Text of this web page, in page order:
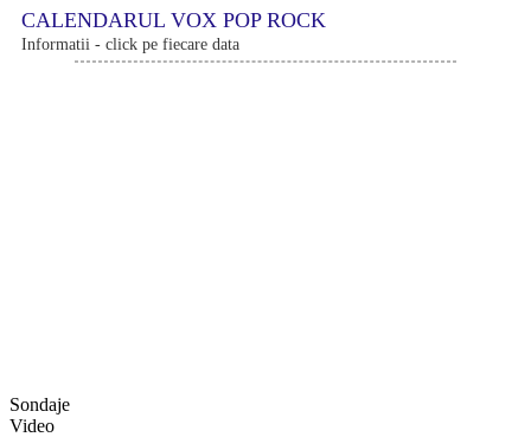
CALENDARUL VOX POP ROCK
Informatii - click pe fiecare data
Sondaje
Video